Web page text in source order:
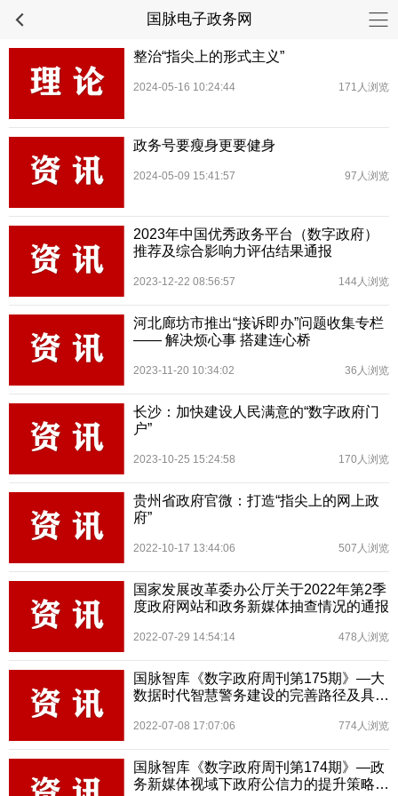
国脉电子政务网
整治“指尖上的形式主义”
2024-05-16 10:24:44 171人浏览
政务号要瘦身更要健身
2024-05-09 15:41:57 97人浏览
2023年中国优秀政务平台（数字政府）
推荐及综合影响力评估结果通报
2023-12-22 08:56:57 144人浏览
河北廊坊市推出“接诉即办”问题收集专栏
—— 解决烦心事 搭建连心桥
2023-11-20 10:34:02 36人浏览
长沙：加快建设人民满意的“数字政府门
户”
2023-10-25 15:24:58 170人浏览
贵州省政府官微：打造“指尖上的网上政
府”
2022-10-17 13:44:06 507人浏览
国家发展改革委办公厅关于2022年第2季
度政府网站和政务新媒体抽查情况的通报
2022-07-29 14:54:14 478人浏览
国脉智库《数字政府周刊第175期》—大
数据时代智慧警务建设的完善路径及具体
2022-07-08 17:07:06 774人浏览
国脉智库《数字政府周刊第174期》—政
务新媒体视域下政府公信力的提升策略研